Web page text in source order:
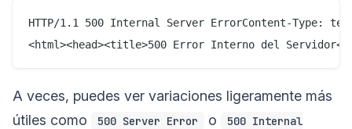
HTTP/1.1 500 Internal Server ErrorContent-Type:
A veces, puedes ver variaciones ligeramente más
útiles como
500 Server Error o
500 Internal